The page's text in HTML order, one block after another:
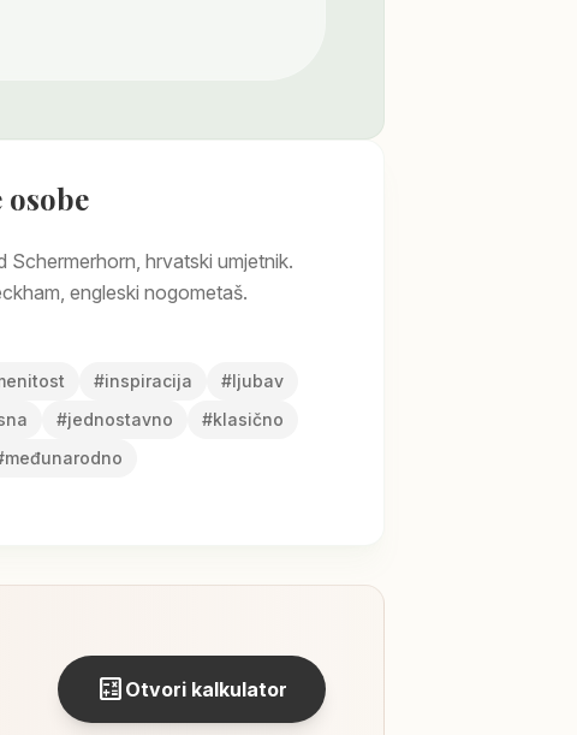
Schermerhorn, hrvatski umjetnik.
engleski nogometaš.
#inspiracija #ljubav
#jednostavno #klasično
međunarodno
calculate Otvori kalkulator